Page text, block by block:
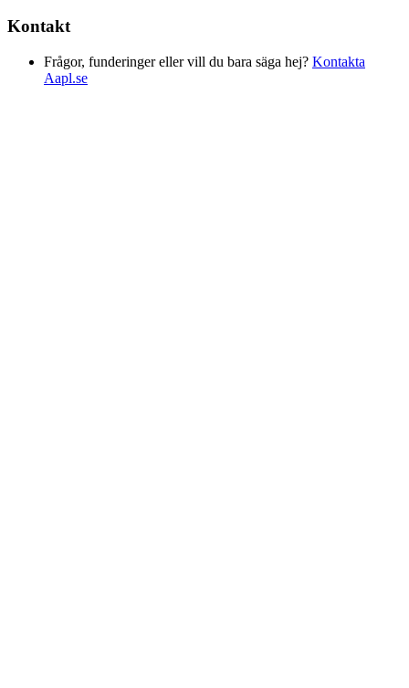
Kontakt
Frågor, funderinger eller vill du bara säga hej? Kontakta
Aapl.se